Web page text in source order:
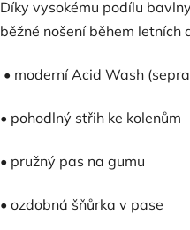
Díky vysokému podílu
běžné nošení během letních
• moderní Acid Wash
• pohodlný střih ke kolenům
• pružný pas na gumu
• ozdobná šňůrka v pase